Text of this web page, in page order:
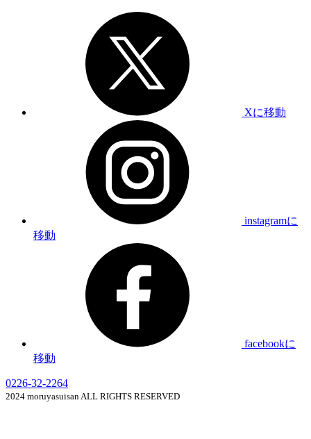
Xに移動
instagramに
移動
facebookに
移動
0226-32-2264
2024 moruyasuisan ALL RIGHTS RESERVED